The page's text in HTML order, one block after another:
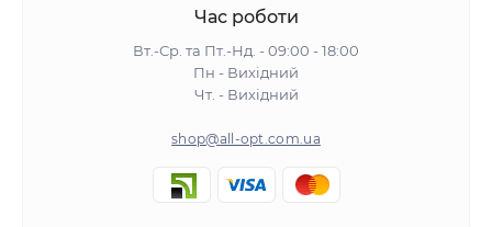
Час роботи
Вт.-Ср. та Пт.-Нд. - 09:00 - 18:00
Пн - Вихідний
Чт. - Вихідний
shop@all-opt.com.ua